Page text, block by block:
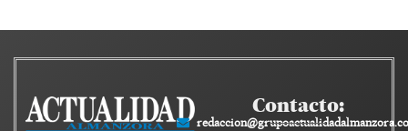
Contacto: